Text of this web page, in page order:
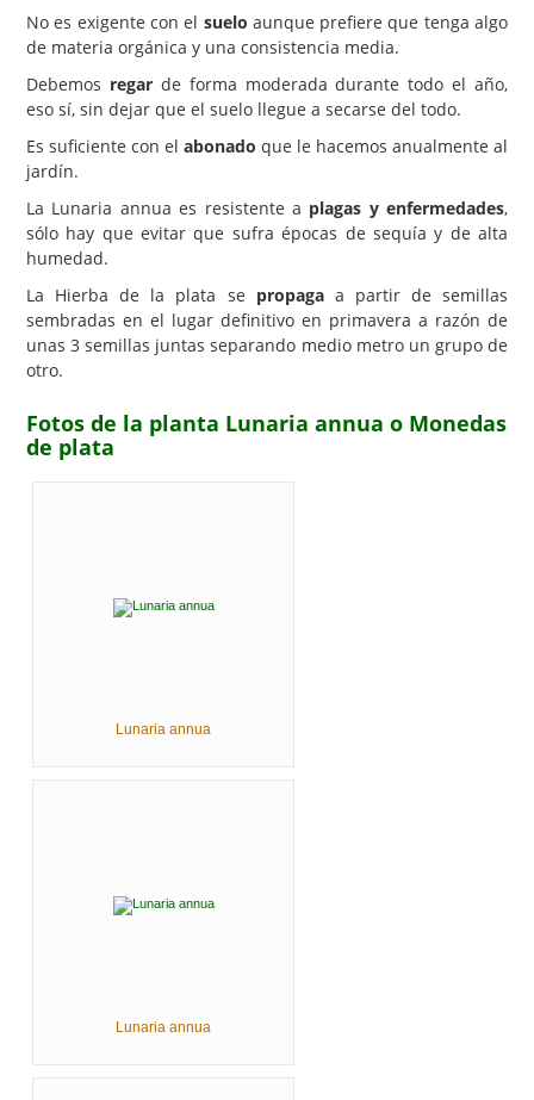
No es exigente con el suelo aunque prefiere que tenga algo
de materia orgánica y una consistencia media.
Debemos regarde forma moderada durante todo el año,
eso sí, sin dejar que el suelo llegue a secarse del todo.
Es suficiente con el abonado que le hacemos anualmente al
jardín.
La Lunaria annua es resistente a plagas y enfermedades,
sólo hay que evitar que sufra épocas de sequía y de alta
humedad.
La Hierba de la plata se propagaa partir de semillas
sembradas en el lugar definitivo en primavera a razón de
unas 3 semillas juntas separando medio metro un grupo de
otro.
Fotos de la planta Lunaria annua o Monedas
de plata
Lunaria annua
Lunaria annua